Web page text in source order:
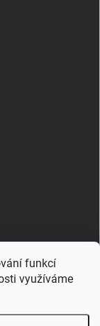
funkcí
využíváme